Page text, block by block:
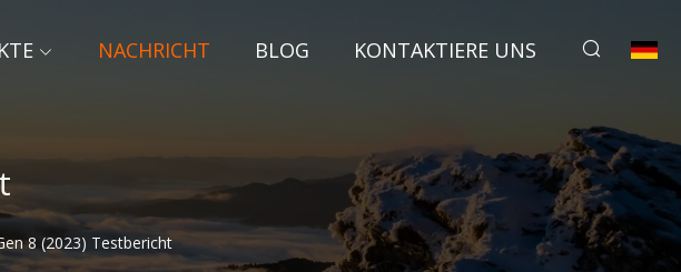
NACHRICHT BLOG KONTAKTIERE UNS
8 (2023) Testbericht